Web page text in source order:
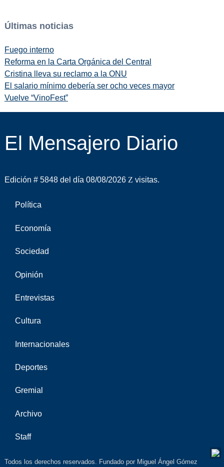
Últimas noticias
Fuego interno
Reforma en la Carta Orgánica del Central
Cristina lleva su reclamo a la ONU
El salario mínimo debería ser ocho veces mayor
Vuelve “VinoFest”
El Mensajero Diario
Edición # 5848 del día 08/08/2026 visitas.
Política
Economía
Sociedad
Opinión
Entrevistas
Cultura
Internacionales
Deportes
Gremial
Archivo
Staff
Todos los derechos reservados. Fundado por Miguel Ángel Gómez